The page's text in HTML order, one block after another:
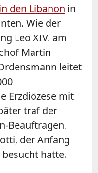
in den Libanon in
Wie der
Leo XIV. am
Martin
leitet
Erzdiözese mit
traf der
Beauftragen,
der Anfang
besucht hatte.